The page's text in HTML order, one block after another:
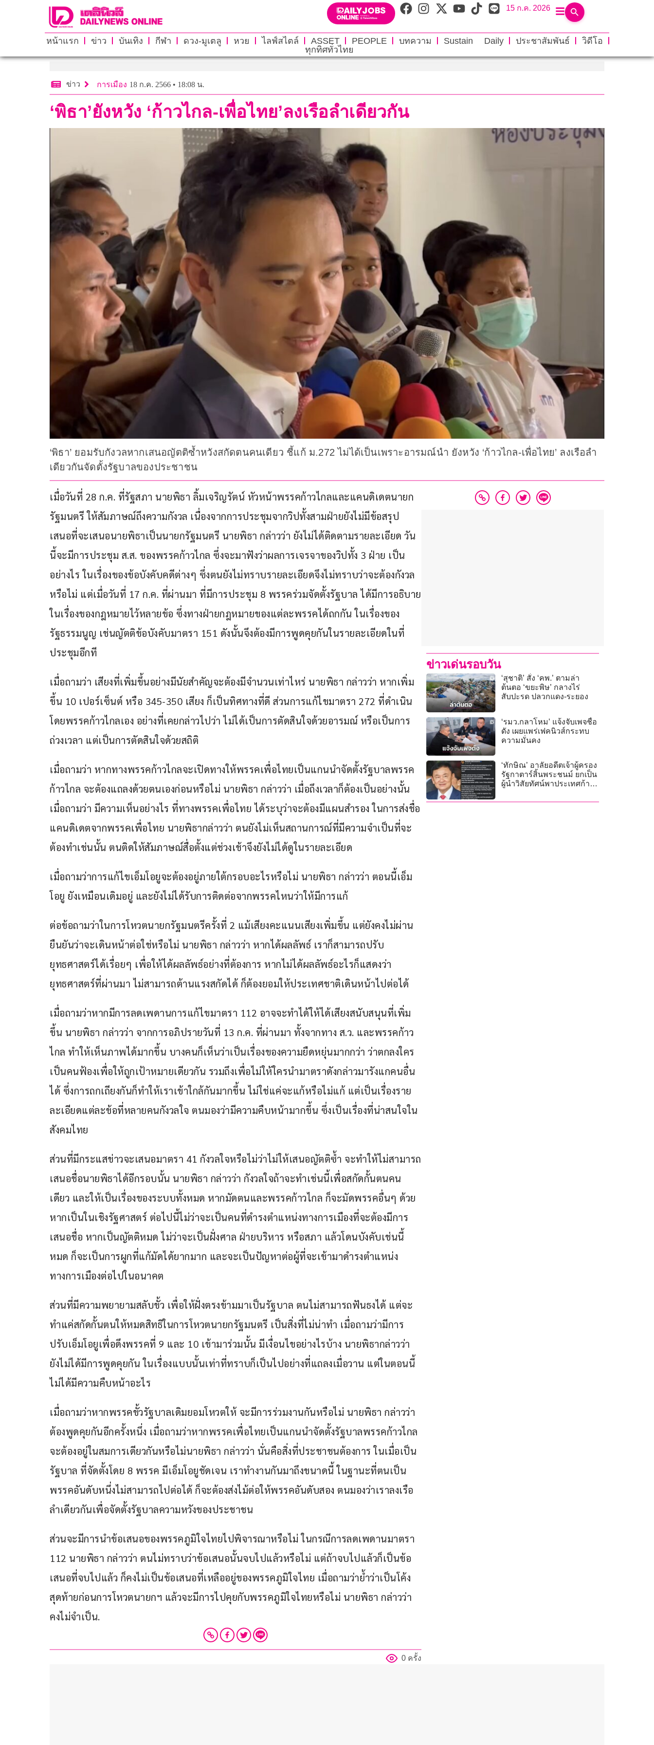
15 ก.ค. 2026
หน้าแรก ข่าว บันเทิง กีฬา ดวง-มูเตลู หวย ไลฟ์สไตล์ ASSET PEOPLE บทความ Sustain Daily ประชาสัมพันธ์
วิดีโอ
ทุกทิศทั่วไทย
ข่าว การเมือง 18 ก.ค. 2566 • 18:08 น.
‘พิธา’ยังหวัง ‘ก้าวไกล-เพื่อไทย’ลงเรือลำเดียวกัน
‘พิธา’ ยอมรับกังวลหากเสนอญัตติซ้ำหวังสกัดตนคนเดียว ชี้แก้ ม.272 ไม่ได้เป็นเพราะอารมณ์นำ ยังหวัง ‘ก้าวไกล-เพื่อไทย’ ลงเรือลำ
เดียวกันจัดตั้งรัฐบาลของประชาชน
เมื่อวันที่ 28 ก.ค. ที่รัฐสภา นายพิธา ลิ้มเจริญรัตน์ หัวหน้าพรรคก้าวไกลและแคนดิเดตนายก
รัฐมนตรี ให้สัมภาษณ์ถึงความกังวล เนื่องจากการประชุมจากวิปทั้งสามฝ่ายยังไม่มีข้อสรุป
เสนอที่จะเสนอนายพิธาเป็นนายกรัฐมนตรี นายพิธา กล่าวว่า ยังไม่ได้ติดตามรายละเอียด วัน
นี้จะมีการประชุม ส.ส. ของพรรคก้าวไกล ซึ่งจะมาฟังว่าผลการเจรจาของวิปทั้ง 3 ฝ่าย เป็น
อย่างไร ในเรื่องของข้อบังคับคดีต่างๆ ซึ่งตนยังไม่ทราบรายละเอียดจึงไม่ทราบว่าจะต้องกังวล
หรือไม่ แต่เมื่อวันที่ 17 ก.ค. ที่ผ่านมา ที่มีการประชุม 8 พรรคร่วมจัดตั้งรัฐบาล ได้มีการอธิบาย
ในเรื่องของกฎหมายไว้หลายข้อ ซึ่งทางฝ่ายกฎหมายของแต่ละพรรคได้ถกกัน ในเรื่องของ
รัฐธรรมนูญ เช่นญัตติข้อบังคับมาตรา 151 ดังนั้นจึงต้องมีการพูดคุยกันในรายละเอียดในที่
ประชุมอีกที
เมื่อถามว่า เสียงที่เพิ่มขึ้นอย่างมีนัยสำคัญจะต้องมีจำนวนเท่าไหร่ นายพิธา กล่าวว่า หากเพิ่ม
ขึ้น 10 เปอร์เซ็นต์ หรือ 345-350 เสียง ก็เป็นทิศทางที่ดี ส่วนการแก้ไขมาตรา 272 ที่ดำเนิน
โดยพรรคก้าวไกลเอง อย่างที่เคยกล่าวไปว่า ไม่ได้เป็นการตัดสินใจด้วยอารมณ์ หรือเป็นการ
ถ่วงเวลา แต่เป็นการตัดสินใจด้วยสถิติ
เมื่อถามว่า หากทางพรรคก้าวไกลจะเปิดทางให้พรรคเพื่อไทยเป็นแกนนำจัดตั้งรัฐบาลพรรค
ก้าวไกล จะต้องแถลงด้วยตนเองก่อนหรือไม่ นายพิธา กล่าวว่า เมื่อถึงเวลาก็ต้องเป็นอย่างนั้น
เมื่อถามว่า มีความเห็นอย่างไร ที่ทางพรรคเพื่อไทย ได้ระบุว่าจะต้องมีแผนสำรอง ในการส่งชื่อ
แคนดิเดตจากพรรคเพื่อไทย นายพิธากล่าวว่า ตนยังไม่เห็นสถานการณ์ที่มีความจำเป็นที่จะ
ต้องทำเช่นนั้น ตนติดให้สัมภาษณ์สื่อตั้งแต่ช่วงเช้าจึงยังไม่ได้ดูในรายละเอียด
เมื่อถามว่าการแก้ไขเอ็มโอยูจะต้องอยู่ภายใต้กรอบอะไรหรือไม่ นายพิธา กล่าวว่า ตอนนี้เอ็ม
โอยู ยังเหมือนเดิมอยู่ และยังไม่ได้รับการติดต่อจากพรรคไหนว่าให้มีการแก้
ต่อข้อถามว่าในการโหวตนายกรัฐมนตรีครั้งที่ 2 แม้เสียงคะแนนเสียงเพิ่มขึ้น แต่ยังคงไม่ผ่าน
ยืนยันว่าจะเดินหน้าต่อใช่หรือไม่ นายพิธา กล่าวว่า หากได้ผลลัพธ์ เราก็สามารถปรับ
ยุทธศาสตร์ได้เรื่อยๆ เพื่อให้ได้ผลลัพธ์อย่างที่ต้องการ หากไม่ได้ผลลัพธ์อะไรก็แสดงว่า
ยุทธศาสตร์ที่ผ่านมา ไม่สามารถต้านแรงสกัดได้ ก็ต้องยอมให้ประเทศชาติเดินหน้าไปต่อได้
เมื่อถามว่าหากมีการลดเพดานการแก้ไขมาตรา 112 อาจจะทำได้ให้ได้เสียงสนับสนุนที่เพิ่ม
ขึ้น นายพิธา กล่าวว่า จากการอภิปรายวันที่ 13 ก.ค. ที่ผ่านมา ทั้งจากทาง ส.ว. และพรรคก้าว
ไกล ทำให้เห็นภาพได้มากขึ้น บางคนก็เห็นว่าเป็นเรื่องของความยืดหยุ่นมากกว่า ว่าตกลงใคร
เป็นคนฟ้องเพื่อให้ถูกเป้าหมายเดียวกัน รวมถึงเพื่อไม่ให้ใครนำมาตราดังกล่าวมารังแกคนอื่น
ได้ ซึ่งการถกเถียงกันก็ทำให้เราเข้าใกล้กันมากขึ้น ไม่ใช่แค่จะแก้หรือไม่แก้ แต่เป็นเรื่องราย
ละเอียดแต่ละข้อที่หลายคนกังวลใจ ตนมองว่ามีความคืบหน้ามากขึ้น ซึ่งเป็นเรื่องที่น่าสนใจใน
สังคมไทย
ส่วนที่มีกระแสข่าวจะเสนอมาตรา 41 กังวลใจหรือไม่ว่าไม่ให้เสนอญัตติซ้ำ จะทำให้ไม่สามารถ
เสนอชื่อนายพิธาได้อีกรอบนั้น นายพิธา กล่าวว่า กังวลใจถ้าจะทำเช่นนี้เพื่อสกัดกั้นตนคน
เดียว และให้เป็นเรื่องของระบบทั้งหมด หากมัดตนและพรรคก้าวไกล ก็จะมัดพรรคอื่นๆ ด้วย
หากเป็นในเชิงรัฐศาสตร์ ต่อไปนี้ไม่ว่าจะเป็นคนที่ดำรงตำแหน่งทางการเมืองที่จะต้องมีการ
เสนอชื่อ หากเป็นญัตติหมด ไม่ว่าจะเป็นฝั่งศาล ฝ่ายบริหาร หรือสภา แล้วโดนบังคับเช่นนี้
หมด ก็จะเป็นการผูกที่แก้มัดได้ยากมาก และจะเป็นปัญหาต่อผู้ที่จะเข้ามาดำรงตำแหน่ง
ทางการเมืองต่อไปในอนาคต
ส่วนที่มีความพยายามสลับขั้ว เพื่อให้ฝั่งตรงข้ามมาเป็นรัฐบาล ตนไม่สามารถฟันธงได้ แต่จะ
ทำแค่สกัดกั้นตนให้หมดสิทธิในการโหวตนายกรัฐมนตรี เป็นสิ่งที่ไม่น่าทำ เมื่อถามว่ามีการ
ปรับเอ็มโอยูเพื่อดึงพรรคที่ 9 และ 10 เข้ามาร่วมนั้น มีเงื่อนไขอย่างไรบ้าง นายพิธากล่าวว่า
ยังไม่ได้มีการพูดคุยกัน ในเรื่องแบบนั้นเท่าที่ทราบก็เป็นไปอย่างที่แถลงเมื่อวาน แต่ในตอนนี้
ไม่ได้มีความคืบหน้าอะไร
เมื่อถามว่าหากพรรคขั้วรัฐบาลเดิมยอมโหวตให้ จะมีการร่วมงานกันหรือไม่ นายพิธา กล่าวว่า
ต้องพูดคุยกันอีกครั้งหนึ่ง เมื่อถามว่าหากพรรคเพื่อไทยเป็นแกนนำจัดตั้งรัฐบาลพรรคก้าวไกล
จะต้องอยู่ในสมการเดียวกันหรือไม่นายพิธา กล่าวว่า นั่นคือสิ่งที่ประชาชนต้องการ ในเมื่อเป็น
รัฐบาล ที่จัดตั้งโดย 8 พรรค มีเอ็มโอยูชัดเจน เราทำงานกันมาถึงขนาดนี้ ในฐานะที่ตนเป็น
พรรคอันดับหนึ่งไม่สามารถไปต่อได้ ก็จะต้องส่งไม้ต่อให้พรรคอันดับสอง ตนมองว่าเราลงเรือ
ลำเดียวกันเพื่อจัดตั้งรัฐบาลความหวังของประชาชน
ส่วนจะมีการนำข้อเสนอของพรรคภูมิใจไทยไปพิจารณาหรือไม่ ในกรณีการลดเพดานมาตรา
112 นายพิธา กล่าวว่า ตนไม่ทราบว่าข้อเสนอนั้นจบไปแล้วหรือไม่ แต่ถ้าจบไปแล้วก็เป็นข้อ
เสนอที่จบไปแล้ว ก็คงไม่เป็นข้อเสนอที่เหลืออยู่ของพรรคภูมิใจไทย เมื่อถามว่าย้ำว่าเป็นโค้ง
สุดท้ายก่อนการโหวตนายกฯ แล้วจะมีการไปคุยกับพรรคภูมิใจไทยหรือไม่ นายพิธา กล่าวว่า
คงไม่จำเป็น.
0 ครั้ง
ข่าวเด่นรอบวัน
‘สุชาติ’ สั่ง ‘คพ.’ ตามล่า
ต้นตอ ‘ขยะพิษ’ กลางไร่
สับปะรด ปลวกแดง-ระยอง
‘รมว.กลาโหม’ แจ้งจับเพจชื่อ
ดัง เผยแพร่เฟคนิวส์กระทบ
ความมั่นคง
‘ทักษิณ’ อาลัยอดีตเจ้าผู้ครอง
รัฐกาตาร์สิ้นพระชนม์ ยกเป็น
ผู้นำวิสัยทัศน์พาประเทศก้าวสู่